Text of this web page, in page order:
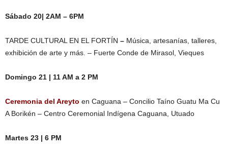
Sábado 20| 2AM – 6PM
TARDE CULTURAL EN EL FORTÍN – Música, artesanías, talleres,
exhibición de arte y más. – Fuerte Conde de Mirasol, Vieques
Domingo 21 | 11 AM a 2 PM
Ceremonia del Areyto en Caguana – Concilio Taíno Guatu Ma Cu
A Borikén – Centro Ceremonial Indígena Caguana, Utuado
Martes 23 | 6 PM